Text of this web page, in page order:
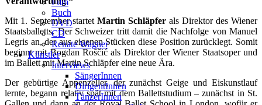
Buch
DVD
CD
Renate Wagner
Künstler
Interviews
SängerInnen
DirigentInnen
TänzerInnen
Mit 1. September startet Martin Schläpfer als Direktor des Wiener
Staatsballetts. Der Schweizer tritt damit die Nachfolge von Manuel
Legris an, der aus eigenen Stücken diese Position zurücklegt. Somit
beginnt mit Bogdan Roščić als Direktor der Wiener Staatsoper und
im Ballett mit Martin Schläpfer eine neue Ära.
Der gebürtige Appenzeller, der zunächst Geige und Eiskunstlauf
lernte, begann relativ spät mit dem Ballettstudium – zunächst in St.